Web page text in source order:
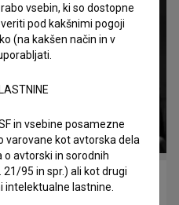
(2021)
vsebin, ki so dostopne
pod kakšnimi pogoji
(na kakšen način in v
in vsebine posamezne
varovane kot avtorska dela
o avtorski in sorodnih
21/95 in spr.) ali kot drugi
lastnine.